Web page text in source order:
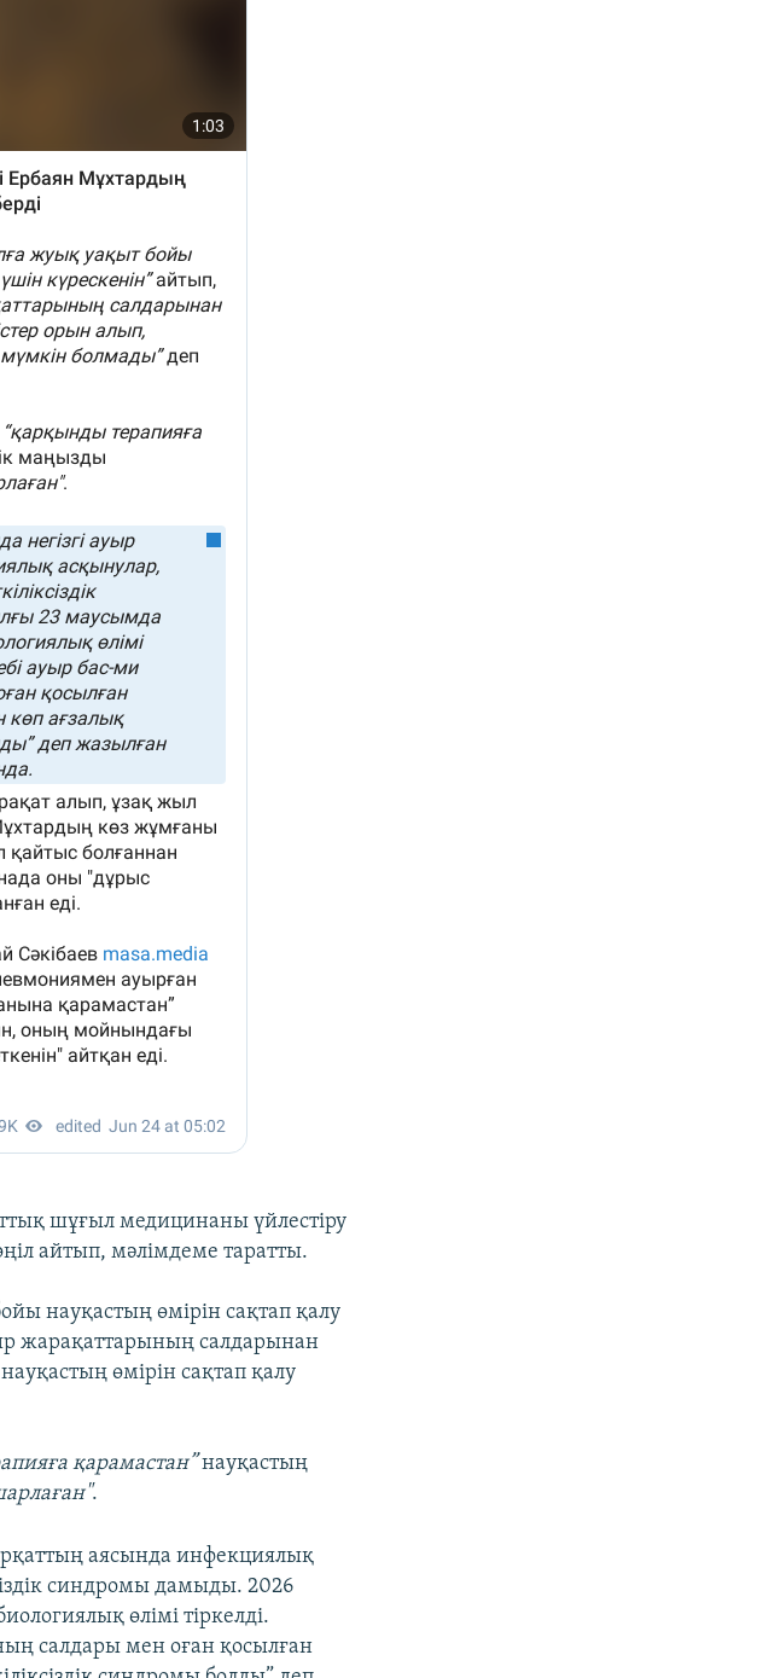
шұғыл медицинаны үйлестіру
айтып, мәлімдеме таратты.
науқастың өмірін сақтап қалу
жарақаттарының салдарынан
өмірін сақтап қалу
қарамастан”науқастың
.
аясында инфекциялық
синдромы дамыды. 2026
өлімі тіркелді.
салдары мен оған қосылған